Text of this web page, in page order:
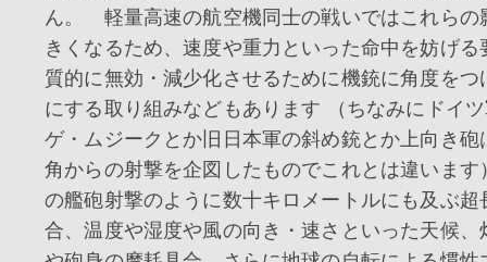
ん。 軽量高速の航空機同士の戦いではこれらの
きくなるため、速度や重力といった命中を妨げる
質的に無効・減少化させるために機銃に角度をつ
にする取り組みなどもあります （ちなみにドイ
ゲ・ムジークとか旧日本軍の斜め銃とか上向き砲
角からの射撃を企図したものでこれとは違いま
の艦砲射撃のように数十キロメートルにも及ぶ超
合、温度や湿度や風の向き・速さといった天候、